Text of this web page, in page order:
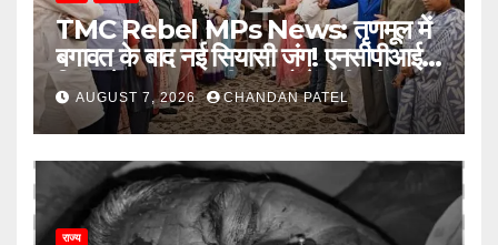
TMC Rebel MPs News: तृणमूल में
बगावत के बाद नई सियासी जंग! एनसीपीआई में
विलय के बावजूद बागी सांसदों में बढ़ी खींचतान,
भाजपा को लेकर भी दो राय
AUGUST 7, 2026 CHANDAN PATEL
राज्य